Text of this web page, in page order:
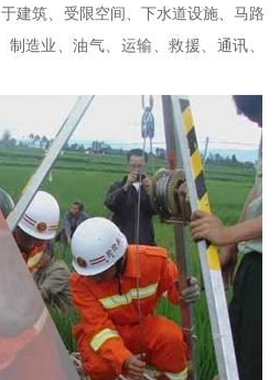
建筑、受限空间、下水道设施、马路
造业、油气、运输、救援、通讯、